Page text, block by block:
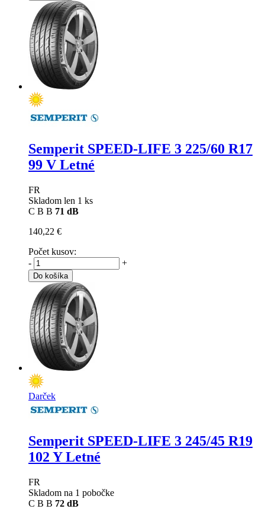
Semperit SPEED-LIFE 3 225/60 R17
99 V Letné
FR
Skladom len 1 ks
C B B 71 dB
140,22 €
Počet kusov:
-
+
Do košíka
Darček
Semperit SPEED-LIFE 3 245/45 R19
102 Y Letné
FR
Skladom na 1 pobočke
C B B 72 dB